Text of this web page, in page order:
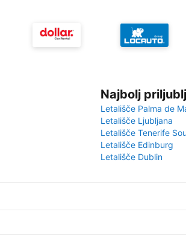
Najbolj
Letališče Palma de
Letališče Ljubljana
Letališče Tenerife
Letališče Edinburg
Letališče Dublin